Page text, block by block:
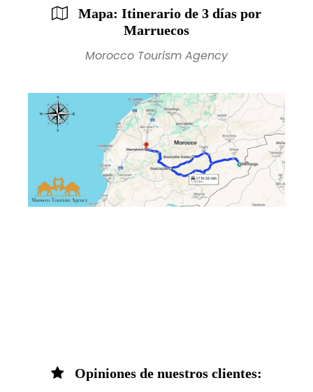
Mapa: Itinerario de 3 días por
Marruecos
Morocco Tourism Agency
Opiniones de nuestros clientes: